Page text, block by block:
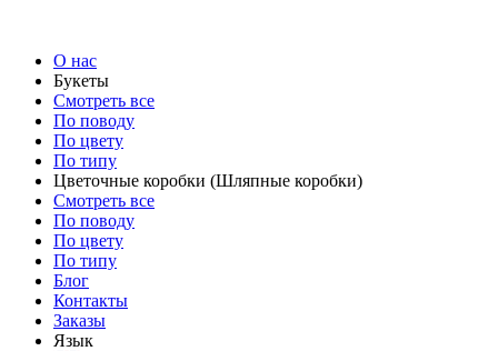
О нас
Букеты
Смотреть все
По поводу
По цвету
По типу
Цветочные коробки (Шляпные коробки)
Смотреть все
По поводу
По цвету
По типу
Блог
Контакты
Заказы
Язык